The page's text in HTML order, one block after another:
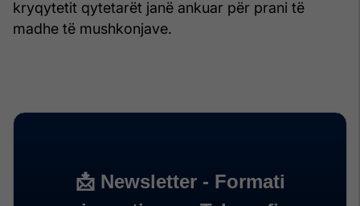
kryqytetit qytetarët janë ankuar për prani të
madhe të mushkonjave.